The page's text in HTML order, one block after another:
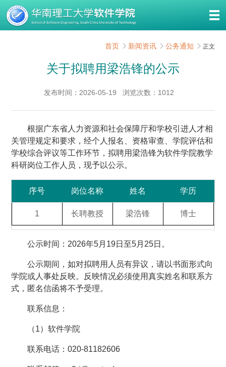
首页 新闻资讯 公务通知 正文
关于拟聘用梁浩锋的公示
发布时间：2026-05-19 浏览次数： 1012
根据广东省人力资源和社会保障厅和学校引进人才相
关管理规定和要求，经个人报名、资格审查、学院评估和
学校综合评议等工作环节，拟聘用梁浩锋为软件学院教学
科研岗位工作人员，现予以公示。
序号 岗位名称 姓名 学历
1 长聘教授 梁浩锋 博士
公示时间：2026年5月19日至5月25日。
公示期间，如对拟聘用人员有异议，请以书面形式向
学院或人事处反映。反映情况必须使用真实姓名和联系方
式，匿名信函将不予受理。
联系信息：
（1）软件学院
联系电话：020-81182606